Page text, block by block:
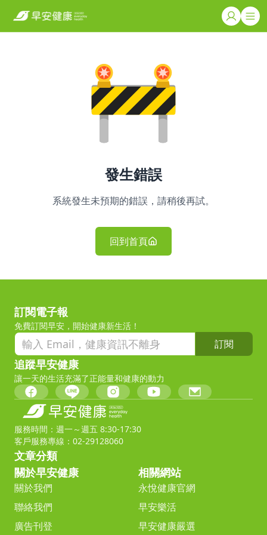
發生錯誤
系統發生未預期的錯誤，請稍後再試。
回到首頁
訂閱電子報
免費訂閱早安，開始健康新生活！
訂閱
追蹤早安健康
讓一天的生活充滿了正能量和健康的動力
服務時間：週一～週五 8:30-17:30
客戶服務專線：02-29128060
文章分類
關於早安健康
關於我們
聯絡我們
廣告刊登
相關網站
永悅健康官網
早安樂活
早安健康嚴選